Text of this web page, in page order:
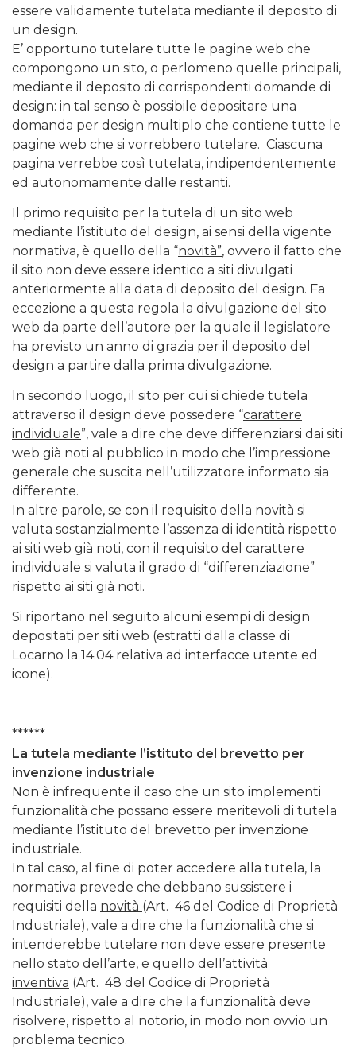
essere validamente tutelata mediante il deposito di
un design.
E’ opportuno tutelare tutte le pagine web che
compongono un sito, o perlomeno quelle principali,
mediante il deposito di corrispondenti domande di
design: in tal senso è possibile depositare una
domanda per design multiplo che contiene tutte le
pagine web che si vorrebbero tutelare. Ciascuna
pagina verrebbe così tutelata, indipendentemente
ed autonomamente dalle restanti.
Il primo requisito per la tutela di un sito web
mediante l’istituto del design, ai sensi della vigente
normativa, è quello della “novità”, ovvero il fatto che
il sito non deve essere identico a siti divulgati
anteriormente alla data di deposito del design. Fa
eccezione a questa regola la divulgazione del sito
web da parte dell’autore per la quale il legislatore
ha previsto un anno di grazia per il deposito del
design a partire dalla prima divulgazione.
In secondo luogo, il sito per cui si chiede tutela
attraverso il design deve possedere “carattere
individuale”, vale a dire che deve differenziarsi dai siti
web già noti al pubblico in modo che l’impressione
generale che suscita nell’utilizzatore informato sia
differente.
In altre parole, se con il requisito della novità si
valuta sostanzialmente l’assenza di identità rispetto
ai siti web già noti, con il requisito del carattere
individuale si valuta il grado di “differenziazione”
rispetto ai siti già noti.
Si riportano nel seguito alcuni esempi di design
depositati per siti web (estratti dalla classe di
Locarno la 14.04 relativa ad interfacce utente ed
icone).
******
La tutela mediante l’istituto del brevetto per
invenzione industriale
Non è infrequente il caso che un sito implementi
funzionalità che possano essere meritevoli di tutela
mediante l’istituto del brevetto per invenzione
industriale.
In tal caso, al fine di poter accedere alla tutela, la
normativa prevede che debbano sussistere i
requisiti della novità (Art. 46 del Codice di Proprietà
Industriale), vale a dire che la funzionalità che si
intenderebbe tutelare non deve essere presente
nello stato dell’arte, e quello dell’attività
inventiva (Art. 48 del Codice di Proprietà
Industriale), vale a dire che la funzionalità deve
risolvere, rispetto al notorio, in modo non ovvio un
problema tecnico.